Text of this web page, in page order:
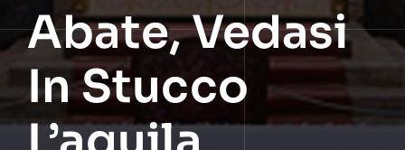
Abate, Vedasi
In Stucco